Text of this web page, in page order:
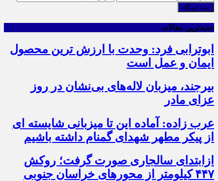
ثبت دیدگاه
جدیدترین مقالات
ابوترابی فرد: وحدت با ارزش ترین محصول
ایمان و عمل است
بیرجند، میزبان لاله‌های بی‌نشان در روز
عزای مادر
عرب زاده: آماده این تا میزبانی شایسته ای
از پیکر مطهر شهدای گمنام داشته باشیم
ازابتدای سالجاری صورت گرفت؛ روکش
۴۴۷ کیلومتر از محورهای خراسان جنوبی